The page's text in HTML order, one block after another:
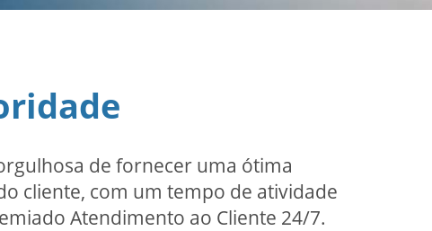
de fornecer uma ótima
cliente, com um tempo de atividade
Atendimento ao Cliente 24/7.